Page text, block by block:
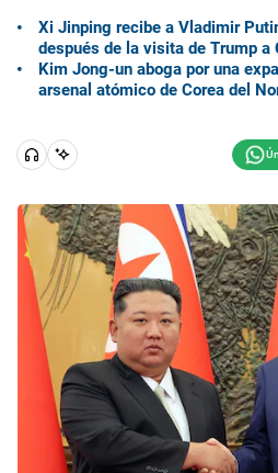
Xi Jinping recibe a Vladimir
después de la visita de Trump a
Kim Jong-un aboga por una
arsenal atómico de Corea del